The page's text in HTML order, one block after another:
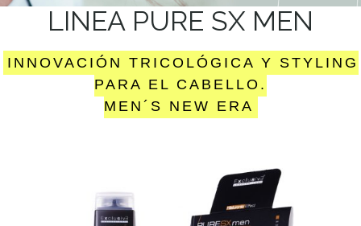
LINEA PURE SX MEN
INNOVACIÓN TRICOLÓGICA Y STYLING
PARA EL CABELLO.
MEN´S NEW ERA